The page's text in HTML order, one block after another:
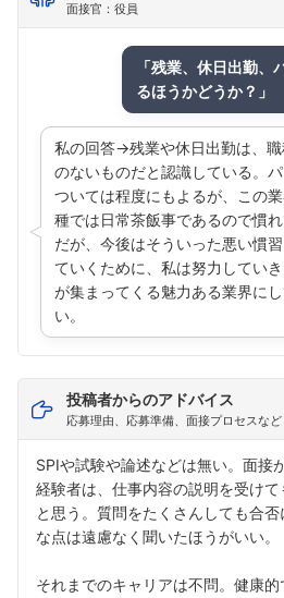
面接官：役員
「残業、休日出勤、
るほうかどうか？」
私の回答→残業や休日出勤は、
のないものだと認識している。
ついては程度にもよるが、この
種では日常茶飯事であるので慣れ
だが、今後はそういった悪い慣
ていくために、私は努力してい
が集まってくる魅力ある業界に
い。
投稿者からのアドバイス
応募理由、応募準備、面接プロセスなど
SPIや試験や論述などは無い。面接
経験者は、仕事内容の説明を受け
と思う。質問をたくさんしても合
な点は遠慮なく聞いたほうがいい。
それまでのキャリアは不問。健康